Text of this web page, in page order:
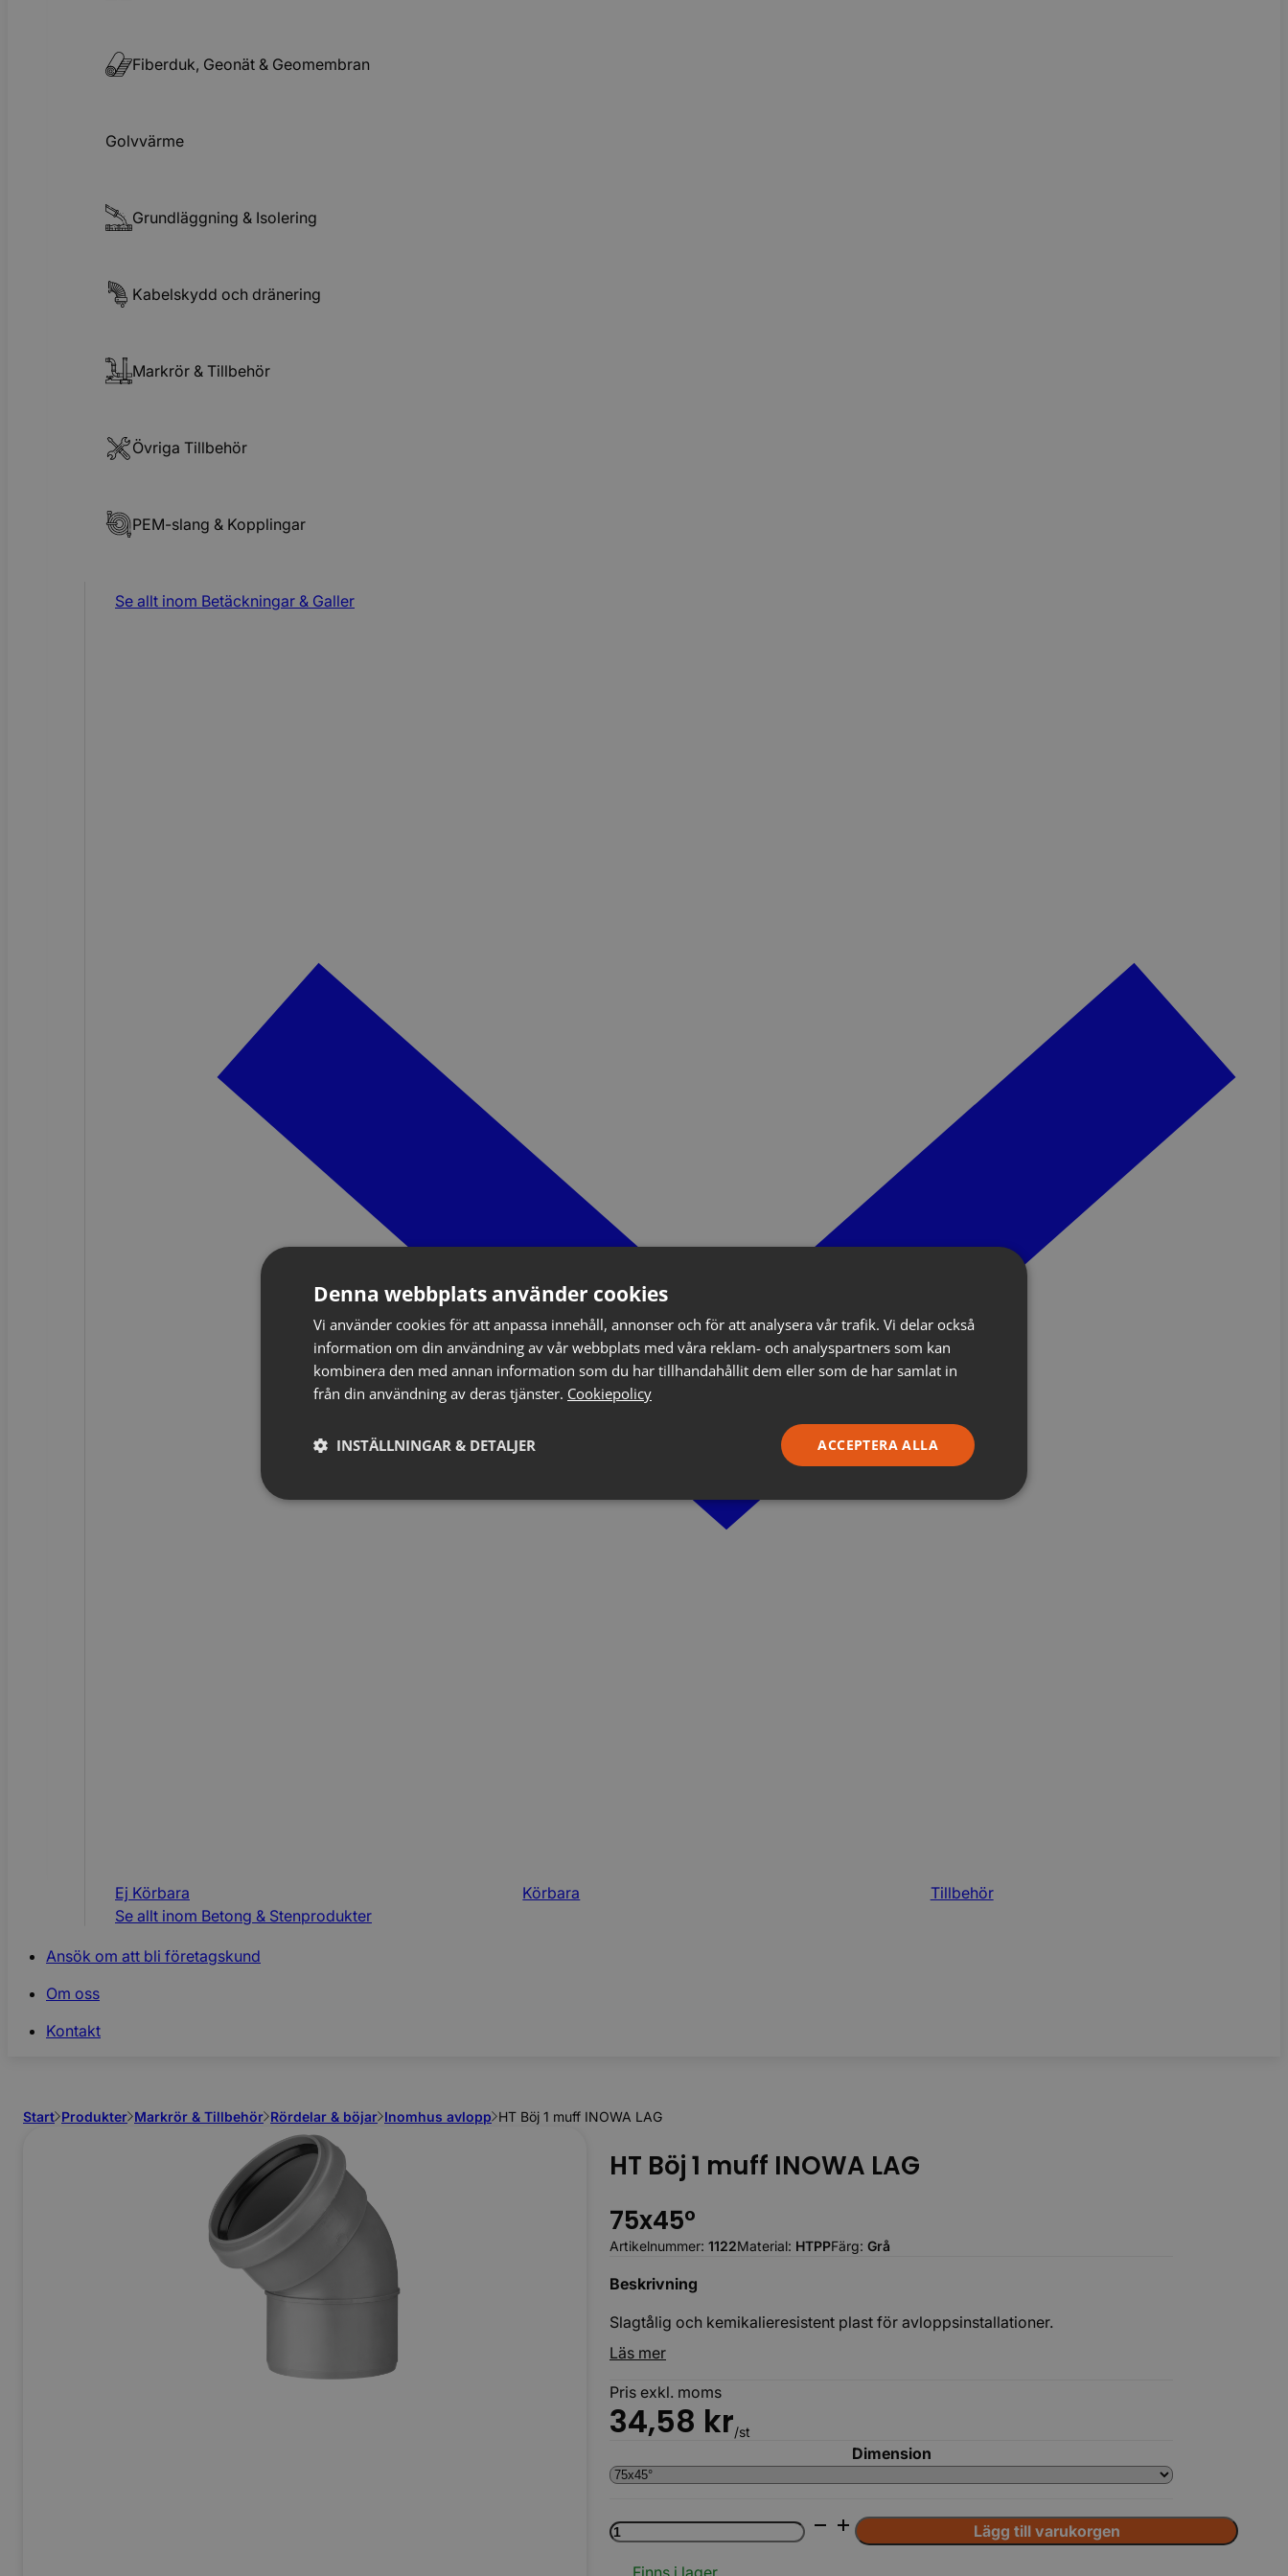
Fiberduk, Geonät & Geomembran
Golvvärme
Grundläggning & Isolering
Kabelskydd och dränering
Markrör & Tillbehör
Övriga Tillbehör
PEM-slang & Kopplingar
Se allt inom Betäckningar & Galler
Ej Körbara Körbara
Tillbehör
Se allt inom Betong & Stenprodukter
Ansök om att bli företagskund
Om oss
Kontakt
Start Produkter Markrör & Tillbehör Rördelar & böjar Inomhus avlopp HT Böj 1 muff INOWA LAG
HT Böj 1 muff INOWA LAG
75x45°
Artikelnummer: 1122Material: HTPPFärg: Grå
Beskrivning
Slagtålig och kemikalieresistent plast för avloppsinstallationer.
Läs mer
Pris exkl. moms
34,58 kr/st
Dimension
HT
Böj
muff
Lägg till varukorgen
Finns i lager
Denna webbplats använder cookies
Vi använder cookies för att anpassa innehåll, annonser och för att analysera vår trafik. Vi delar också
information om din användning av vår webbplats med våra reklam- och analyspartners som kan
kombinera den med annan information som du har tillhandahållit dem eller som de har samlat in
från din användning av deras tjänster. Cookiepolicy
ACCEPTERA ALLA
INSTÄLLNINGAR & DETALJER